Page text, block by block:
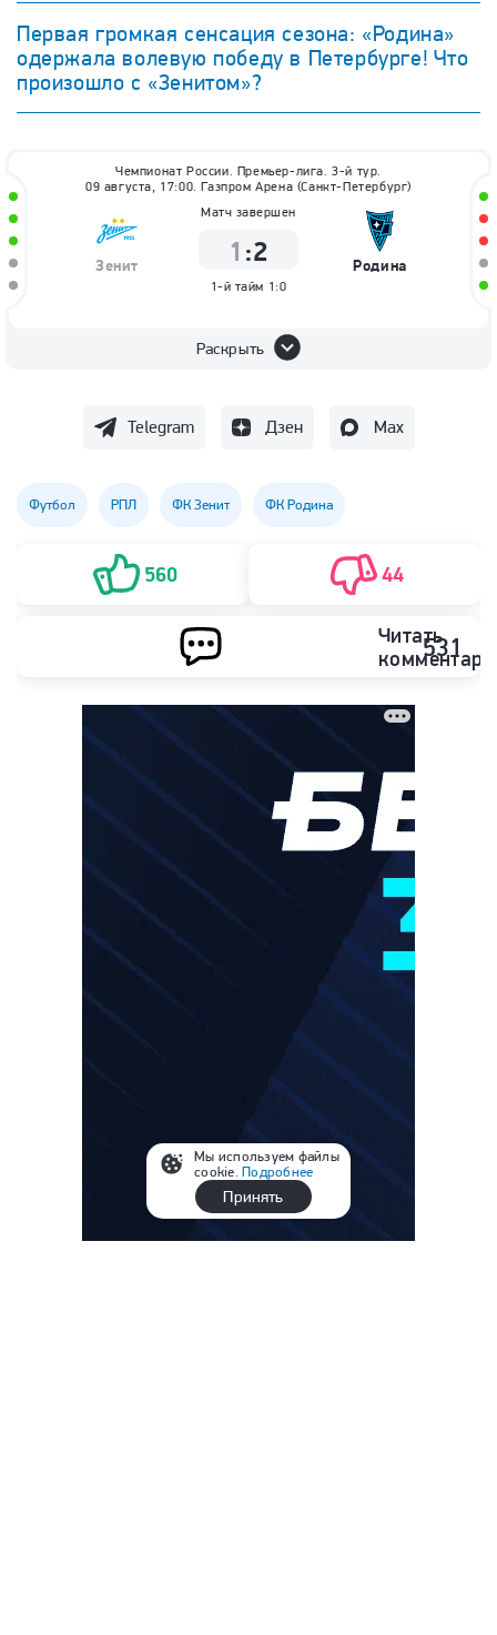
Первая громкая сенсация сезона: «Родина»
одержала волевую победу в Петербурге! Что
произошло с «Зенитом»?
Чемпионат России. Премьер-лига. 3-й тур.
09 августа, 17:00. Газпром Арена (Санкт-Петербург)
Зенит
Матч завершен
1 :2
1-й тайм 1:0
Родина
Раскрыть
Telegram Дзен Max
Футбол РПЛ ФК Зенит ФК Родина
560 44
Читать531
Мы используем файлы
cookie.Подробнее
Принять